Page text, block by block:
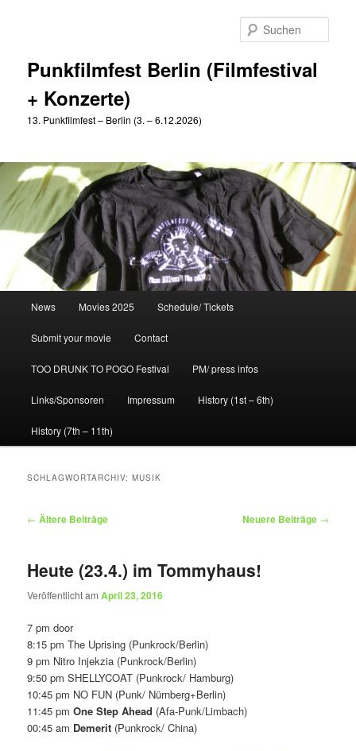
Punkfilmfest Berlin (Filmfestival
+ Konzerte)
13. Punkfilmfest – Berlin (3. – 6.12.2026)
News Movies 2025 Schedule/ Tickets
Submit your movie Contact
TOO DRUNK TO POGO Festival PM/ press infos
Links/Sponsoren Impressum History (1st – 6th)
History (7th – 11th)
SCHLAGWORTARCHIV:MUSIK
Beitragsnavigation
← Ältere Beiträge Neuere Beiträge →
Heute (23.4.) im Tommyhaus!
Veröffentlicht amApril 23, 2016
7 pm door
8:15 pm The Uprising (Punkrock/Berlin)
9 pm Nitro Injekzia (Punkrock/Berlin)
9:50 pm SHELLYCOAT (Punkrock/ Hamburg)
10:45 pm NO FUN (Punk/ Nürnberg+Berlin)
11:45 pmOne Step Ahead (Afa-Punk/Limbach)
00:45 am Demerit (Punkrock/ China)